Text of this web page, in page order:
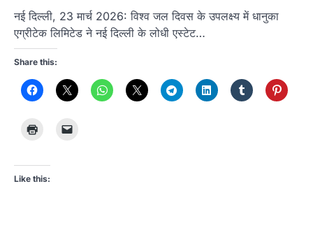
नई दिल्ली, 23 मार्च 2026: विश्व जल दिवस के उपलक्ष्य में धानुका
एग्रीटेक लिमिटेड ने नई दिल्ली के लोधी एस्टेट…
Share this:
Like this: